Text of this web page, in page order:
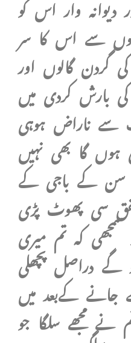
سے اس کا سر
گردن گالوں اور
بارش کردی میں
ناراض ہوہی
ہوں گا بھی نہیں
سن کے باجی کے
سی پھوٹ پڑی
کہ تم میری
دراصل پچھلی
کےبعد میں
مجھے سلگا جو